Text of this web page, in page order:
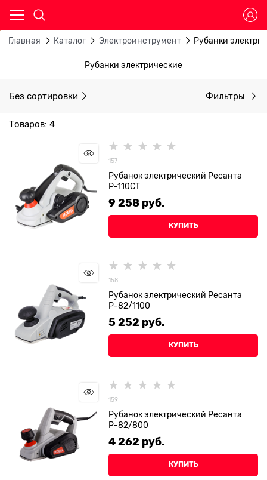
Главная Каталог Электроинструмент Рубанки
Рубанки электрические
Без сортировки Фильтры
Товаров: 4
157
Рубанок электрический Ресанта
Р-110СТ
9 258 руб.
КУПИТЬ
158
Рубанок электрический Ресанта
Р-82/1100
5 252 руб.
КУПИТЬ
159
Рубанок электрический Ресанта
Р-82/800
4 262 руб.
КУПИТЬ